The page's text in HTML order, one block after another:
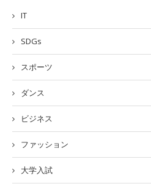
IT
SDGs
スポーツ
ダンス
ビジネス
ファッション
大学入試